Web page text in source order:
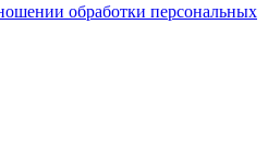
обработки персональных